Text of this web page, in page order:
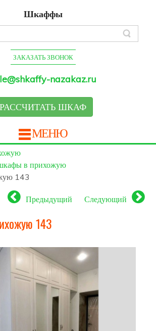
Шкаффы
ЗАКАЗАТЬ ЗВОНОК
nazakaz.ru
РАССЧИТАТЬ ШКАФ
МЕНЮ
в прихожую
143
Предыдущий Следующий
143